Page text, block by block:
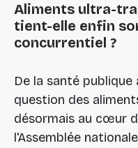
Aliments ultra-
tient-elle enfin
concurrentiel ?
De la santé publique
question des
désormais au cœur
l'Assemblée